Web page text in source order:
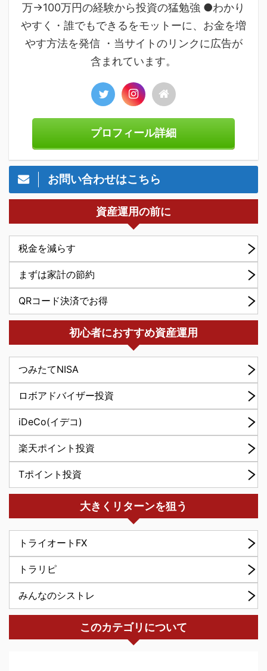
万→100万円の経験から投資の猛勉強 ●わかり
やすく・誰でもできるをモットーに、お金を増
やす方法を発信 ・当サイトのリンクに広告が
含まれています。
プロフィール詳細
お問い合わせはこちら
資産運用の前に
税金を減らす
まずは家計の節約
QRコード決済でお得
初心者におすすめ資産運用
つみたてNISA
ロボアドバイザー投資
iDeCo(イデコ)
楽天ポイント投資
Tポイント投資
大きくリターンを狙う
トライオートFX
トラリピ
みんなのシストレ
このカテゴリについて